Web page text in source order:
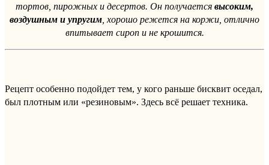
тортов, пирожных и десертов. Он получается высоким,
воздушным и упругим , хорошо режется на коржи, отлично
впитывает сироп и не крошится.
Рецепт особенно подойдет тем, у кого раньше бисквит оседал,
был плотным или «резиновым». Здесь всё решает техника.